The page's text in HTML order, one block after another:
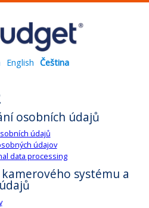
English Čeština
osobních údajů
údajů
údajov
data processing
systému a